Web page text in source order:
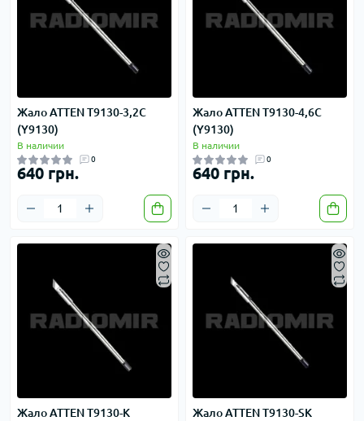
Жало ATTEN T9130-3,2C
(Y9130)
В наличии
0
640 грн.
Жало ATTEN T9130-4,6C
(Y9130)
В наличии
0
640 грн.
Жало ATTEN T9130-K
Жало ATTEN T9130-SK